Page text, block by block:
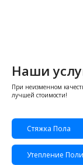
Наши
При неизменном
лучшей стоимости!
Стяжка Пола
Утепление